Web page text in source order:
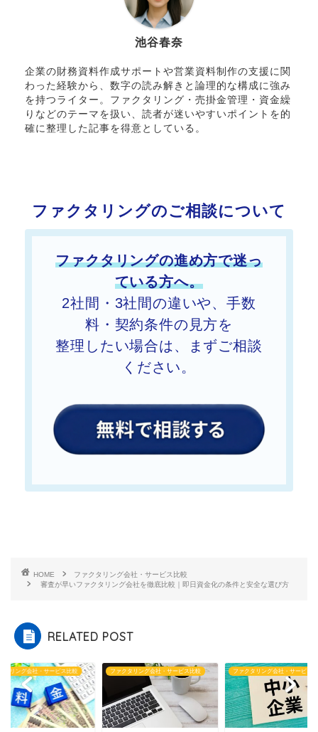
池谷春奈
企業の財務資料作成サポートや営業資料制作の支援に関
わった経験から、数字の読み解きと論理的な構成に強み
を持つライター。ファクタリング・売掛金管理・資金繰
りなどのテーマを扱い、読者が迷いやすいポイントを的
確に整理した記事を得意としている。
ファクタリングのご相談について
ファクタリングの進め方で迷っ
ている方へ。
2社間・3社間の違いや、手数
料・契約条件の見方を
整理したい場合は、まずご相談
ください。
HOME
ファクタリング会社・サービス比較
審査が早いファクタリング会社を徹底比較｜即日資金化の条件と安全な選び方
RELATED POST
タリング会社・サービス比較 ファクタリング会社・サービス比較 ファクタリング会社・サービス